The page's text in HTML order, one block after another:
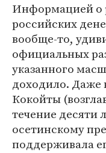
Информацией о
российских
вообще-то,
официальных
указанного
доходило. Даже
Кокойты
течение десяти
осетинскому
поддерживала